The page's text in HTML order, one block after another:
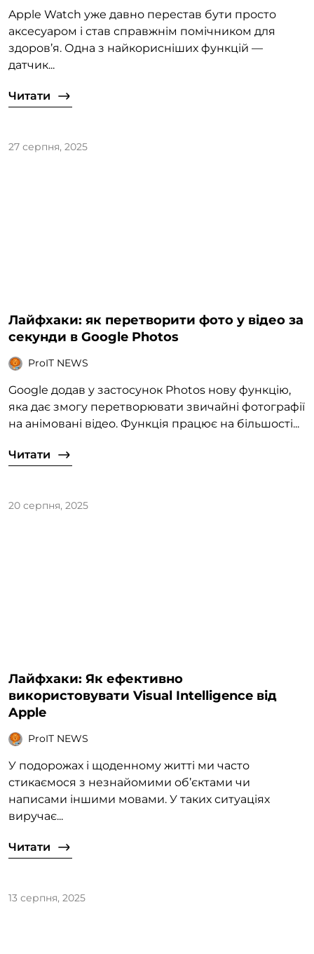
Apple Watch уже давно перестав бути просто
аксесуаром і став справжнім помічником для
здоров’я. Одна з найкорисніших функцій —
датчик...
Читати
27 серпня, 2025
Лайфхаки: як перетворити фото у відео за
секунди в Google Photos
ProIT NEWS
Google додав у застосунок Photos нову функцію,
яка дає змогу перетворювати звичайні фотографії
на анімовані відео. Функція працює на більшості...
Читати
20 серпня, 2025
Лайфхаки: Як ефективно
використовувати Visual Intelligence від
Apple
ProIT NEWS
У подорожах і щоденному житті ми часто
стикаємося з незнайомими об’єктами чи
написами іншими мовами. У таких ситуаціях
виручає...
Читати
13 серпня, 2025